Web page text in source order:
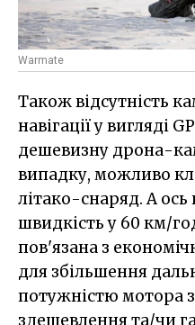
Warmate
Також відсутність
навігації у вигляді
дешевизну дрона-
випадку, можливо
літако-снаряд. А ось
швидкість у 60 км/
пов'язана з
для збільшення
потужністю мотора
здешевлення та/чи